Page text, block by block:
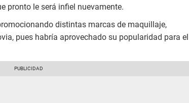
pronto le será infiel nuevamente.
distintas marcas de maquillaje,
pues habría aprovechado su popularidad para el